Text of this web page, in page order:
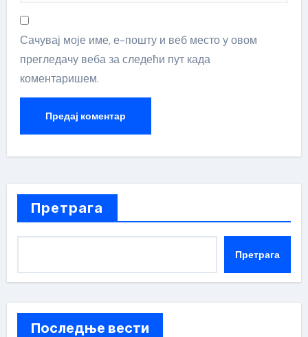
Сачувај моје име, е-пошту и веб место у овом
прегледачу веба за следећи пут када
коментаришем.
Претрага
Претрага
Последње вести